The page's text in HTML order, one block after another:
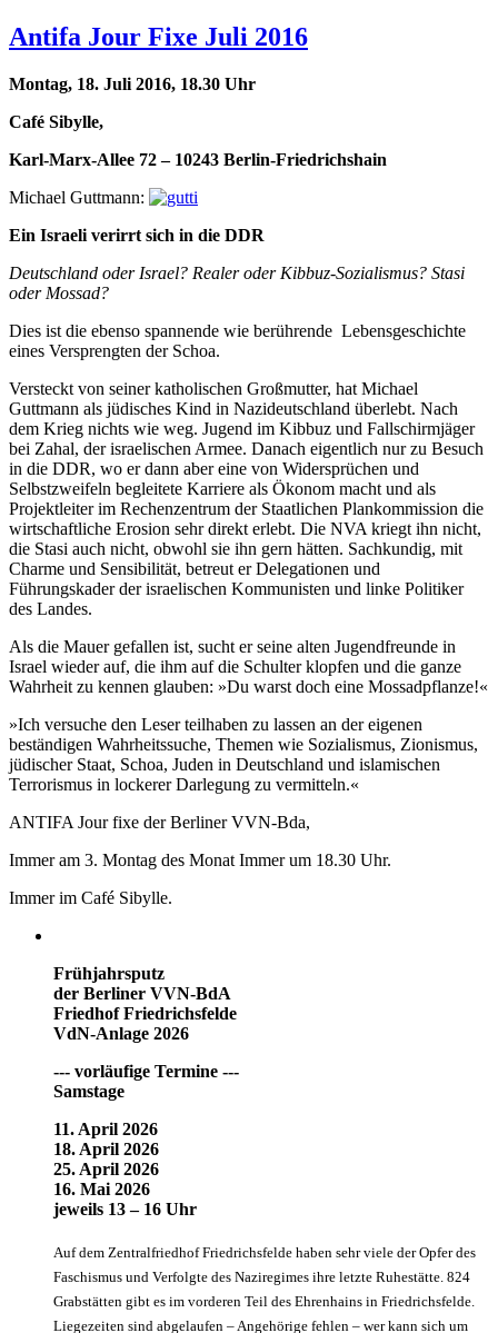
Antifa Jour Fixe Juli 2016
Montag, 18. Juli 2016, 18.30 Uhr
Café Sibylle,
Karl-Marx-Allee 72 – 10243 Berlin-Friedrichshain
Michael Guttmann:
Ein Israeli verirrt sich in die DDR
Deutschland oder Israel? Realer oder Kibbuz-Sozialismus? Stasi
oder Mossad?
Dies ist die ebenso spannende wie berührende Lebensgeschichte
eines Versprengten der Schoa.
Versteckt von seiner katholischen Großmutter, hat Michael
Guttmann als jüdisches Kind in Nazideutschland überlebt. Nach
dem Krieg nichts wie weg. Jugend im Kibbuz und Fallschirmjäger
bei Zahal, der israelischen Armee. Danach eigentlich nur zu Besuch
in die DDR, wo er dann aber eine von Widersprüchen und
Selbstzweifeln begleitete Karriere als Ökonom macht und als
Projektleiter im Rechenzentrum der Staatlichen Plankommission die
wirtschaftliche Erosion sehr direkt erlebt. Die NVA kriegt ihn nicht,
die Stasi auch nicht, obwohl sie ihn gern hätten. Sachkundig, mit
Charme und Sensibilität, betreut er Delegationen und
Führungskader der israelischen Kommunisten und linke Politiker
des Landes.
Als die Mauer gefallen ist, sucht er seine alten Jugendfreunde in
Israel wieder auf, die ihm auf die Schulter klopfen und die ganze
Wahrheit zu kennen glauben: »Du warst doch eine Mossadpflanze!«
»Ich versuche den Leser teilhaben zu lassen an der eigenen
beständigen Wahrheitssuche, Themen wie Sozialismus, Zionismus,
jüdischer Staat, Schoa, Juden in Deutschland und islamischen
Terrorismus in lockerer Darlegung zu vermitteln.«
ANTIFA Jour fixe der Berliner VVN-Bda,
Immer am 3. Montag des Monat Immer um 18.30 Uhr.
Immer im Café Sibylle.
Frühjahrsputz
der Berliner VVN-BdA
Friedhof Friedrichsfelde
VdN-Anlage 2026
--- vorläufige Termine ---
Samstage
11. April 2026
18. April 2026
25. April 2026
16. Mai 2026
jeweils 13 – 16 Uhr
Auf dem Zentralfriedhof Friedrichsfelde haben sehr viele der Opfer des
Faschismus und Verfolgte des Naziregimes ihre letzte Ruhestätte. 824
Grabstätten gibt es im vorderen Teil des Ehrenhains in Friedrichsfelde.
Liegezeiten sind abgelaufen – Angehörige fehlen – wer kann sich um